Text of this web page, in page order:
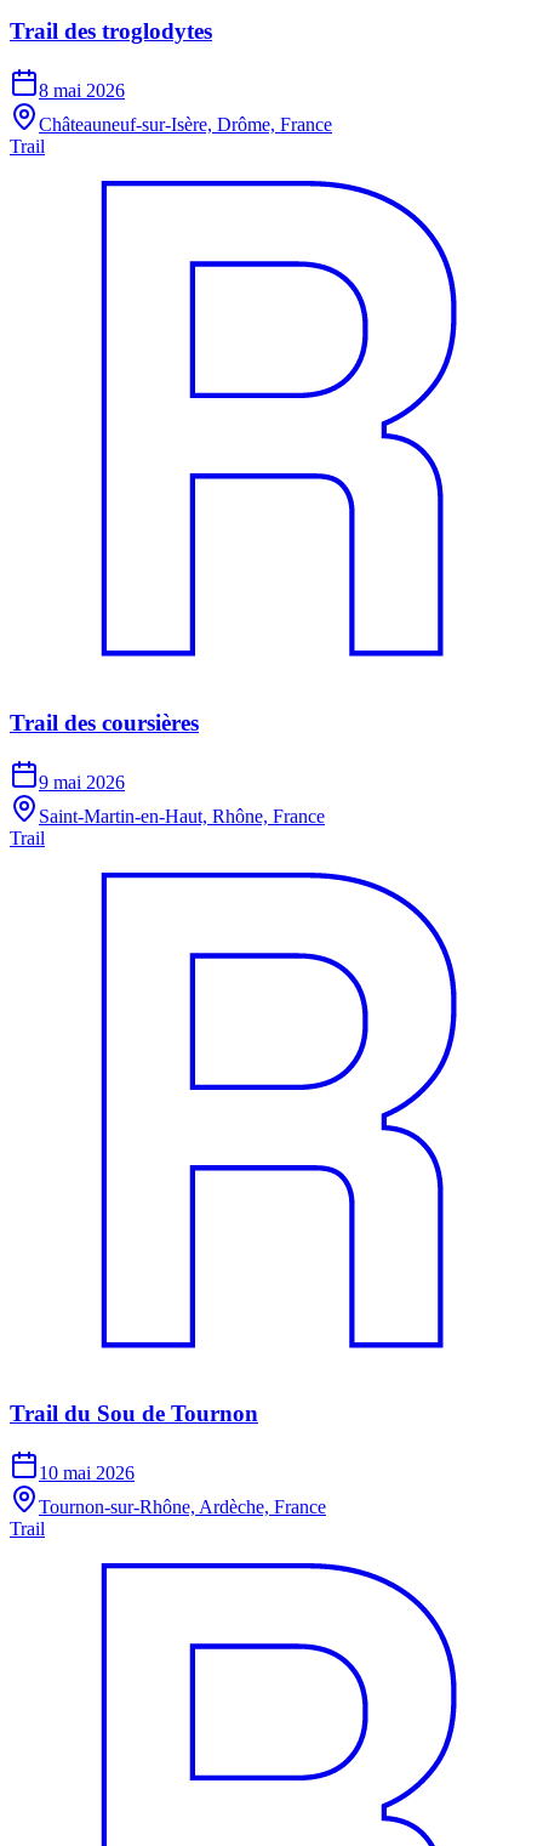
Trail des troglodytes
8 mai 2026
Châteauneuf-sur-Isère, Drôme, France
Trail
Trail des coursières
9 mai 2026
Saint-Martin-en-Haut, Rhône, France
Trail
Trail du Sou de Tournon
10 mai 2026
Tournon-sur-Rhône, Ardèche, France
Trail